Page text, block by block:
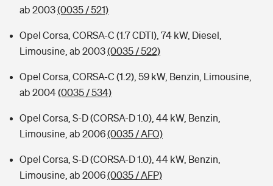
ab 2003(0035 / 521)
Opel Corsa, CORSA-C (1.7 CDTI), 74 kW, Diesel,
Limousine, ab 2003(0035 / 522)
Opel Corsa, CORSA-C (1.2), 59 kW, Benzin, Limousine,
ab 2004(0035 / 534)
Opel Corsa, S-D (CORSA-D 1.0), 44 kW, Benzin,
Limousine, ab 2006(0035 / AFO)
Opel Corsa, S-D (CORSA-D 1.0), 44 kW, Benzin,
Limousine, ab 2006(0035 / AFP)